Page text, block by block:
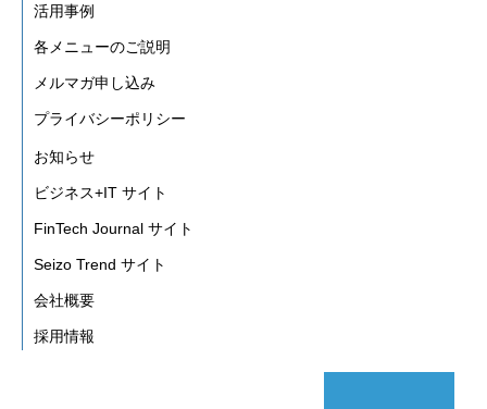
活用事例
各メニューのご説明
メルマガ申し込み
プライバシーポリシー
お知らせ
ビジネス+IT サイト
FinTech Journal サイト
Seizo Trend サイト
会社概要
採用情報